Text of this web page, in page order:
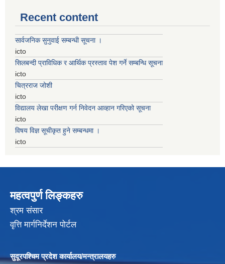
Recent content
सार्वजनिक सुनुवाई सम्बन्धी सूचना ।
icto
सिलबन्दी प्राविधिक र आर्थिक प्रस्ताव पेश गर्ने सम्बन्धि सूचना
icto
चित्रराज जोशी
icto
विद्यालय लेखा परीक्षण गर्न निवेदन आव्हान गरिएको सूचना
icto
विषय विज्ञ सूचीकृत हुने सम्बन्धमा ।
icto
महत्वपुर्ण लिङ्कहरु
श्रम संसार
वृत्ति मार्गनिर्देशन पोर्टल
सुदूरपश्चिम प्रदेश कार्यालय/मन्त्रालयहरु